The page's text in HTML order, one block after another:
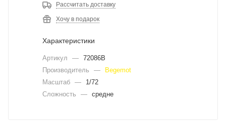
Рассчитать доставку
Хочу в подарок
Характеристики
Артикул — 72086B
Производитель
—
Begemot
Масштаб —
1/72
Сложность
— средне